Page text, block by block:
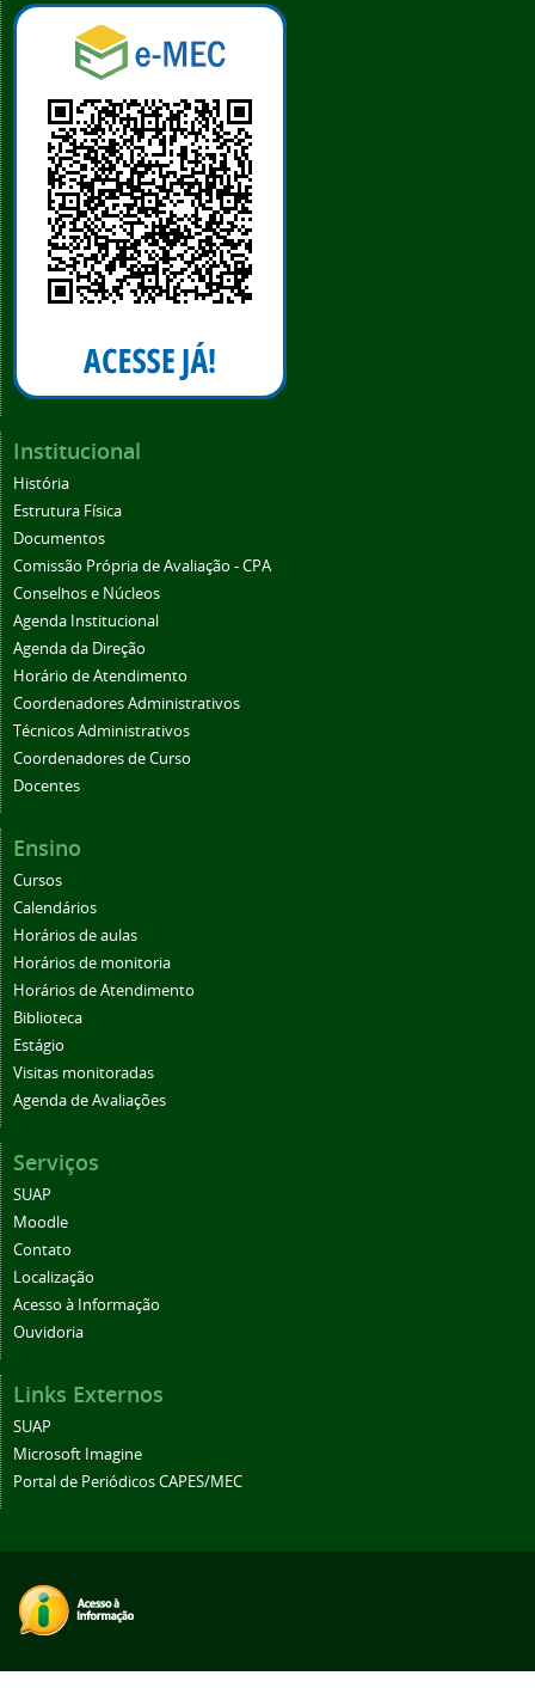
Institucional
História
Estrutura Física
Documentos
Comissão Própria de Avaliação - CPA
Conselhos e Núcleos
Agenda Institucional
Agenda da Direção
Horário de Atendimento
Coordenadores Administrativos
Técnicos Administrativos
Coordenadores de Curso
Docentes
Ensino
Cursos
Calendários
Horários de aulas
Horários de monitoria
Horários de Atendimento
Biblioteca
Estágio
Visitas monitoradas
Agenda de Avaliações
Serviços
SUAP
Moodle
Contato
Localização
Acesso à Informação
Ouvidoria
Links Externos
SUAP
Microsoft Imagine
Portal de Periódicos CAPES/MEC